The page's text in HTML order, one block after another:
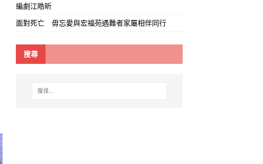
編劇江皓昕
面對死亡 毋忘愛與宏福苑遇難者家屬相伴同行
搜尋